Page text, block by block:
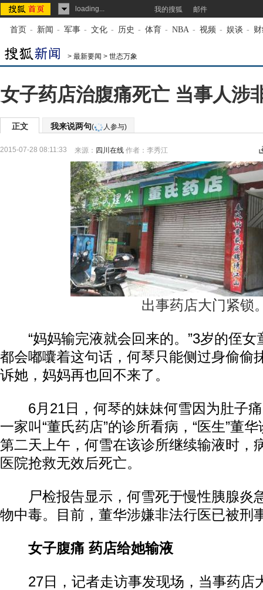
loading... 我的搜狐 邮件
首页 - 新闻 - 军事 - 文化 - 历史 - 体育 - NBA - 视频 - 娱谈 -
> 最新要闻 > 世态万象
女子药店治腹痛死亡 当事人涉
正文 我来说两句( 人参与)
2015-07-28 08:11:33 来源： 四川在线 作者：李秀江
出事药店大门紧锁
“妈妈输完液就会回来的。”3岁的侄女
都会嘟囔着这句话，何琴只能侧过身偷偷
诉她，妈妈再也回不来了。
6月21日，何琴的妹妹何雪因为肚子痛
一家叫“董氏药店”的诊所看病，“医生”董
第二天上午，何雪在该诊所继续输液时，
医院抢救无效后死亡。
尸检报告显示，何雪死于慢性胰腺炎
物中毒。目前，董华涉嫌非法行医已被刑
女子腹痛 药店给她输液
27日，记者走访事发现场，当事药店